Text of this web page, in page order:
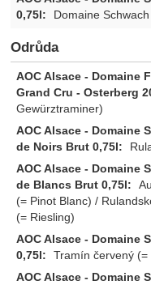
Domaine Schwach
Odrůda
Gewürztraminer)
(= Pinot Blanc) /
(= Riesling)
Tramín červený